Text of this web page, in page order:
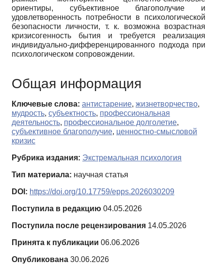
ориентиры, субъективное благополучие и
удовлетворенность потребности в психологической
безопасности личности, т. к. возможна возрастная
кризисогенность бытия и требуется реализация
индивидуально-дифференцированного подхода при
психологическом сопровождении.
Общая информация
Ключевые слова: антистарение, жизнетворчество,
мудрость, субъектность, профессиональная
деятельность, профессиональное долголетие,
субъективное благополучие, ценностно-смысловой
кризис
Рубрика издания: Экстремальная психология
Тип материала: научная статья
DOI: https://doi.org/10.17759/epps.2026030209
Поступила в редакцию 04.05.2026
Поступила после рецензирования 14.05.2026
Принята к публикации 06.06.2026
Опубликована 30.06.2026